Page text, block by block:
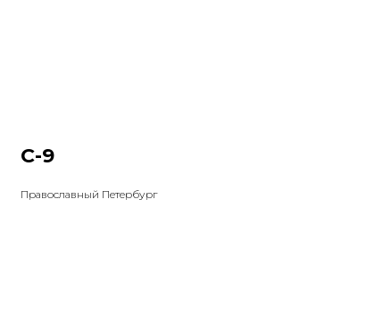
С-9
Православный Петербург